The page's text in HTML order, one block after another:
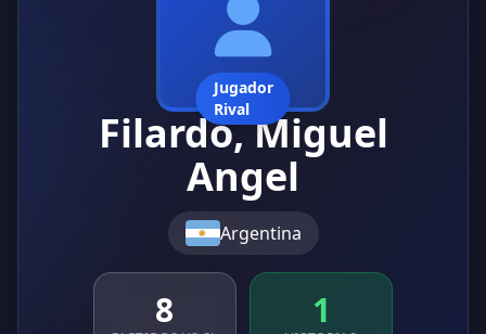
Jugador
Rival
Filardo, Miguel
Angel
Argentina
8 1